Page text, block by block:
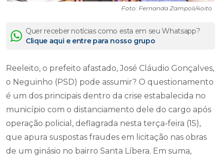
Foto: Fernanda Zampoli/4oito
Quer receber notícias como esta em seu Whatsapp?
Clique aqui e entre para nosso grupo
Reeleito, o prefeito afastado, José Cláudio Gonçalves,
o Neguinho (PSD) pode assumir? O questionamento
é um dos principais dentro da crise estabalecida no
município com o distanciamento dele do cargo após
operação policial, deflagrada nesta terça-feira (15),
que apura suspostas fraudes em licitação nas obras
de um ginásio no bairro Santa Líbera. Em suma,